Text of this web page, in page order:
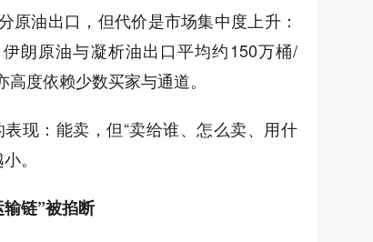
原油出口，但代价是市场集中度上升：
朗原油与凝析油出口平均约150万桶/
度依赖少数买家与通道。
现：能卖，但“卖给谁、怎么卖、用什
。
链”被掐断